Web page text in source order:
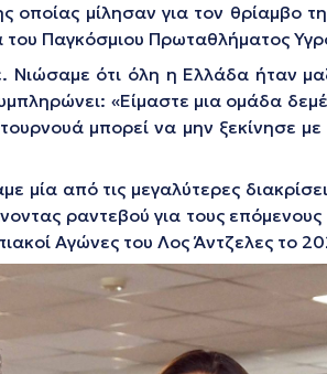
οποίας μίλησαν για τον θρίαμβο
του Παγκόσμιου Πρωταθλήματος
Νιώσαμε ότι όλη η Ελλάδα ήταν
«Είμαστε μια ομάδα
μπορεί να μην ξεκίνησε
από τις μεγαλύτερες
ραντεβού για τους
Αγώνες του Λος Άντζελες το